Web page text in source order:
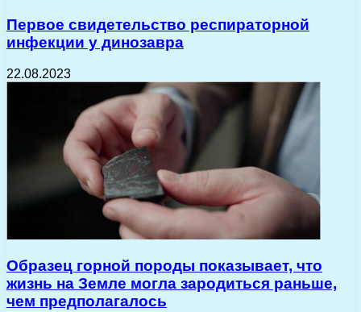
Первое свидетельство респираторной
инфекции у динозавра
22.08.2023
Образец горной породы показывает, что
жизнь на Земле могла зародиться раньше,
чем предполагалось